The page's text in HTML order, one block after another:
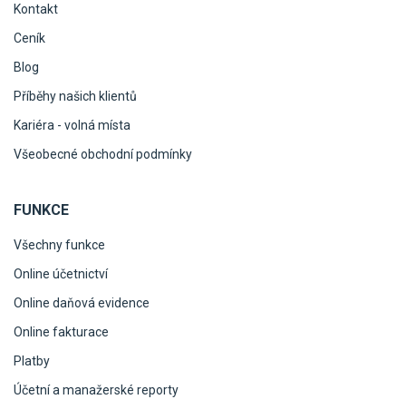
Kontakt
Ceník
Blog
Příběhy našich klientů
Kariéra - volná místa
Všeobecné obchodní podmínky
FUNKCE
Všechny funkce
Online účetnictví
Online daňová evidence
Online fakturace
Platby
Účetní a manažerské reporty